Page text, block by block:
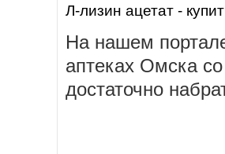
Л-лизин ацетат -
На нашем
аптеках Омска
достаточно